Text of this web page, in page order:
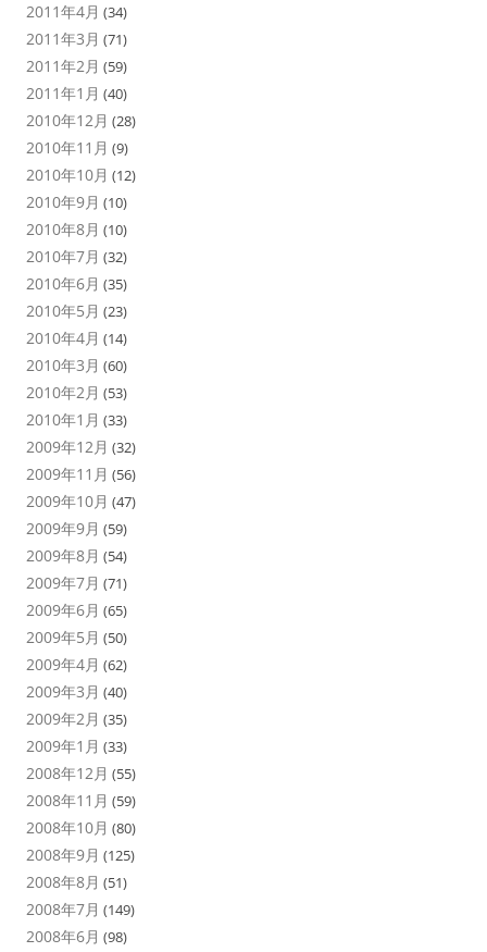
2011年4月 (34)
2011年3月 (71)
2011年2月 (59)
2011年1月 (40)
2010年12月 (28)
2010年11月 (9)
2010年10月 (12)
2010年9月 (10)
2010年8月 (10)
2010年7月 (32)
2010年6月 (35)
2010年5月 (23)
2010年4月 (14)
2010年3月 (60)
2010年2月 (53)
2010年1月 (33)
2009年12月 (32)
2009年11月 (56)
2009年10月 (47)
2009年9月 (59)
2009年8月 (54)
2009年7月 (71)
2009年6月 (65)
2009年5月 (50)
2009年4月 (62)
2009年3月 (40)
2009年2月 (35)
2009年1月 (33)
2008年12月 (55)
2008年11月 (59)
2008年10月 (80)
2008年9月 (125)
2008年8月 (51)
2008年7月 (149)
2008年6月 (98)